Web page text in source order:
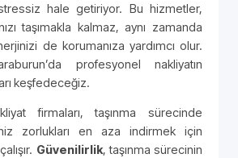
hale getiriyor. Bu hizmetler,
taşımakla kalmaz, aynı zamanda
de korumanıza yardımcı olur.
profesyonel nakliyatın
keşfedeceğiz.
firmaları, taşınma sürecinde
zorlukları en aza indirmek için
Güvenilirlik, taşınma sürecinin